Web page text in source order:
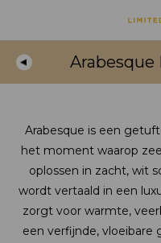
Arabesque
Arabesque is een
het moment waarop
oplossen in zacht, wit
wordt vertaald in een
zorgt voor warmte,
een verfijnde,